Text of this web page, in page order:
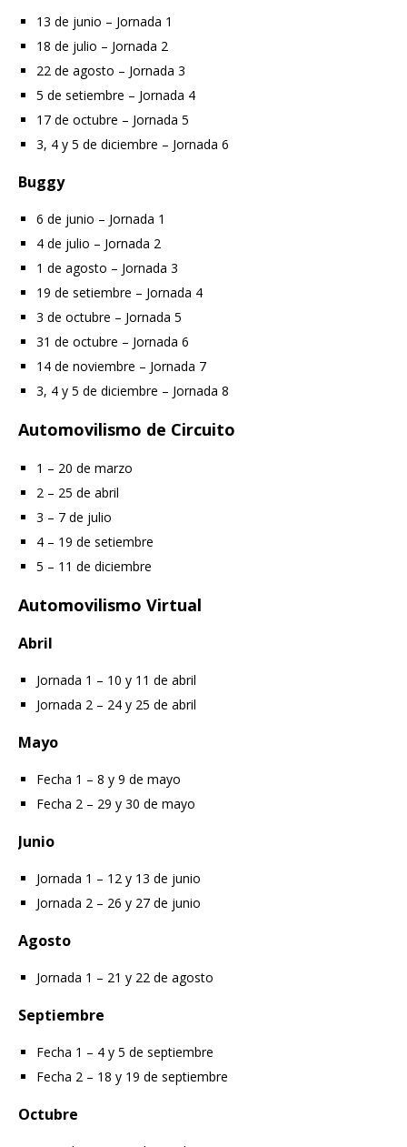
13 de junio – Jornada 1
18 de julio – Jornada 2
22 de agosto – Jornada 3
5 de setiembre – Jornada 4
17 de octubre – Jornada 5
3, 4 y 5 de diciembre – Jornada 6
Buggy
6 de junio – Jornada 1
4 de julio – Jornada 2
1 de agosto – Jornada 3
19 de setiembre – Jornada 4
3 de octubre – Jornada 5
31 de octubre – Jornada 6
14 de noviembre – Jornada 7
3, 4 y 5 de diciembre – Jornada 8
Automovilismo de Circuito
1 – 20 de marzo
2 – 25 de abril
3 – 7 de julio
4 – 19 de setiembre
5 – 11 de diciembre
Automovilismo Virtual
Abril
Jornada 1 – 10 y 11 de abril
Jornada 2 – 24 y 25 de abril
Mayo
Fecha 1 – 8 y 9 de mayo
Fecha 2 – 29 y 30 de mayo
Junio
Jornada 1 – 12 y 13 de junio
Jornada 2 – 26 y 27 de junio
Agosto
Jornada 1 – 21 y 22 de agosto
Septiembre
Fecha 1 – 4 y 5 de septiembre
Fecha 2 – 18 y 19 de septiembre
Octubre